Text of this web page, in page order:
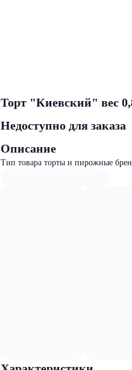
Торт "Киевский" вес
Недоступно для заказа
Описание
Тип товара торты и пирожные